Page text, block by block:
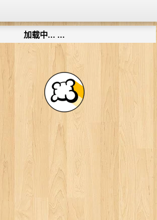
加载中... ...